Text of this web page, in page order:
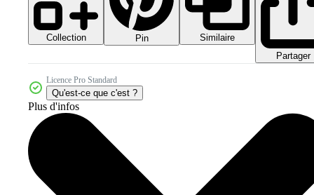
Collection Pin
Similaire
Partager
Licence Pro Standard
Qu'est-ce que c'est ?
Plus d'infos